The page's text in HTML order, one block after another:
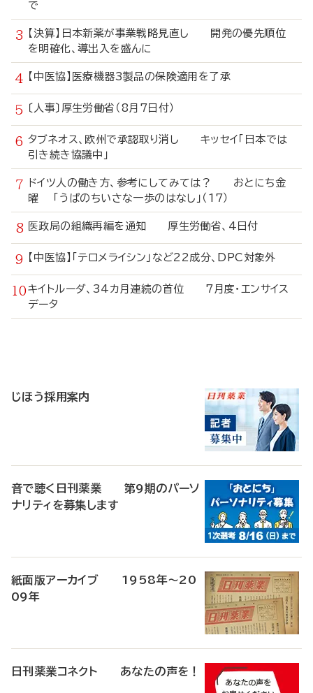
で
【決算】日本新薬が事業戦略見直し 開発の優先順位
を明確化、導出入を盛んに
【中医協】医療機器3製品の保険適用を了承
〔人事〕厚生労働省（8月7日付）
タブネオス、欧州で承認取り消し キッセイ「日本では
引き続き協議中」
ドイツ人の働き方、参考にしてみては？ おとにち金
曜 「うぱのちいさな一歩のはなし」（17）
医政局の組織再編を通知 厚生労働省、4日付
【中医協】「テロメライシン」など22成分、DPC対象外
キイトルーダ、34カ月連続の首位 7月度・エンサイス
データ
じほう採用案内
音で聴く日刊薬業 第9期のパーソ
ナリティを募集します
紙面版アーカイブ 1958年～20
09年
日刊薬業コネクト あなたの声を！